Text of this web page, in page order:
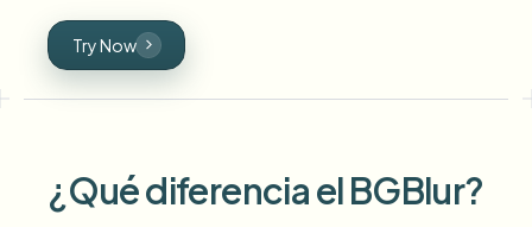
Try Now
¿Qué diferencia el BGBlur?